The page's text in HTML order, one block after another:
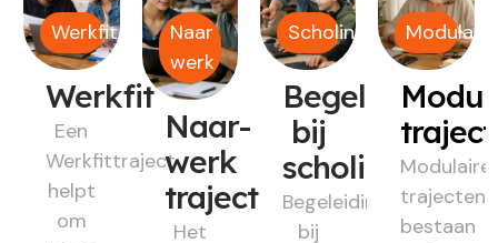
Werkfit
Werkfit
Een
Werkfittraject
helpt
om
Naar
werk
Naar-
werk
traject
Het
Scholing
Begeleiding
bij
scholing
Begeleiding
bij
Modulair
Modulaire
trajecten
bestaan